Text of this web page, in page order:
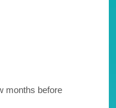
months before